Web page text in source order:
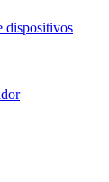
dispositivos